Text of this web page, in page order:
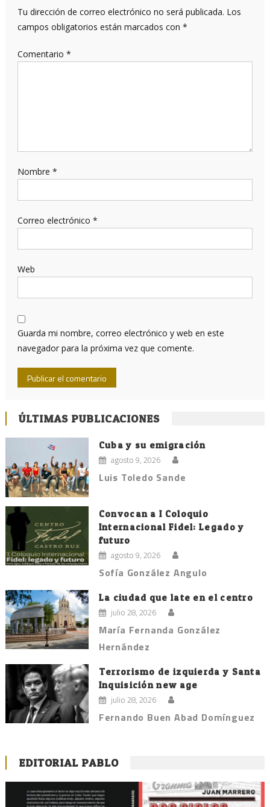
Tu dirección de correo electrónico no será publicada. Los
campos obligatorios están marcados con *
Comentario *
Nombre *
Correo electrónico *
Web
Guarda mi nombre, correo electrónico y web en este
navegador para la próxima vez que comente.
ÚLTIMAS PUBLICACIONES
Cuba y su emigración
agosto 9, 2026
Luis Toledo Sande
Convocan a I Coloquio
Internacional Fidel: Legado y
futuro
agosto 9, 2026
Sofía González Angulo
La ciudad que late en el centro
julio 28, 2026
María Fernanda González
Hernández
Terrorismo de izquierda y Santa
Inquisición new age
julio 28, 2026
Fernando Buen Abad Domínguez
EDITORIAL PABLO